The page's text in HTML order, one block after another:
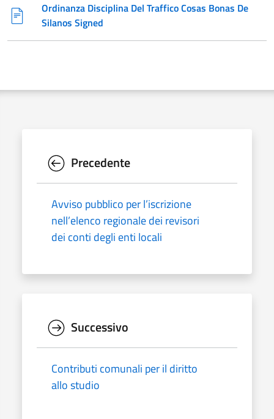
Ordinanza Disciplina Del Traffico Cosas Bonas De
Silanos Signed
Precedente
Avviso pubblico per l’iscrizione
nell’elenco regionale dei revisori
dei conti degli enti locali
Successivo
Contributi comunali per il diritto
allo studio